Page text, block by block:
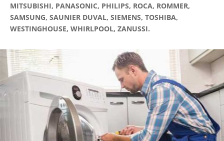
MITSUBISHI, PANASONIC, PHILIPS, ROCA, ROMMER,
SAMSUNG, SAUNIER DUVAL, SIEMENS, TOSHIBA,
WESTINGHOUSE, WHIRLPOOL, ZANUSSI.